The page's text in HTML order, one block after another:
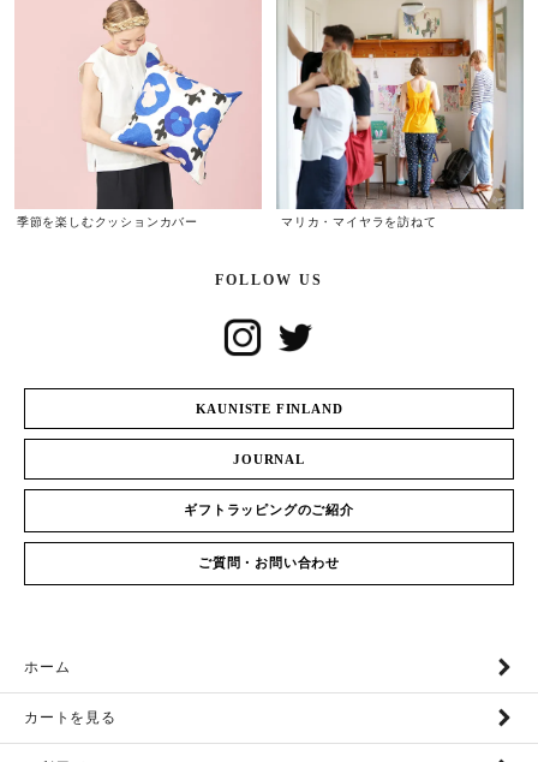
季節を楽しむクッションカバー マリカ・マイヤラを訪ねて
FOLLOW US
KAUNISTE FINLAND
JOURNAL
ギフトラッピングのご紹介
ご質問・お問い合わせ
ホーム
カートを見る